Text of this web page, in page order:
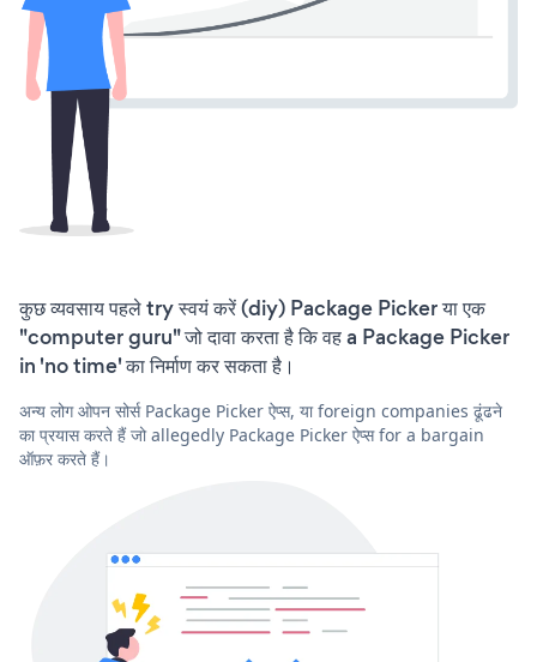
कुछ व्यवसाय पहले try स्वयं करें (diy) Package Picker या एक
"computer guru" जो दावा करता है कि वह a Package Picker
in 'no time' का निर्माण कर सकता है।
अन्य लोग ओपन सोर्स Package Picker ऐप्स, या foreign companies ढूंढने
का प्रयास करते हैं जो allegedly Package Picker ऐप्स for a bargain
ऑफ़र करते हैं।